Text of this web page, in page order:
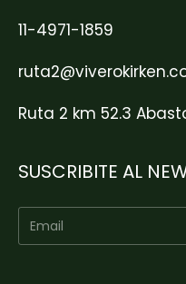
11-4971-1859
Ruta 2 km 52.3
SUSCRIBITE AL